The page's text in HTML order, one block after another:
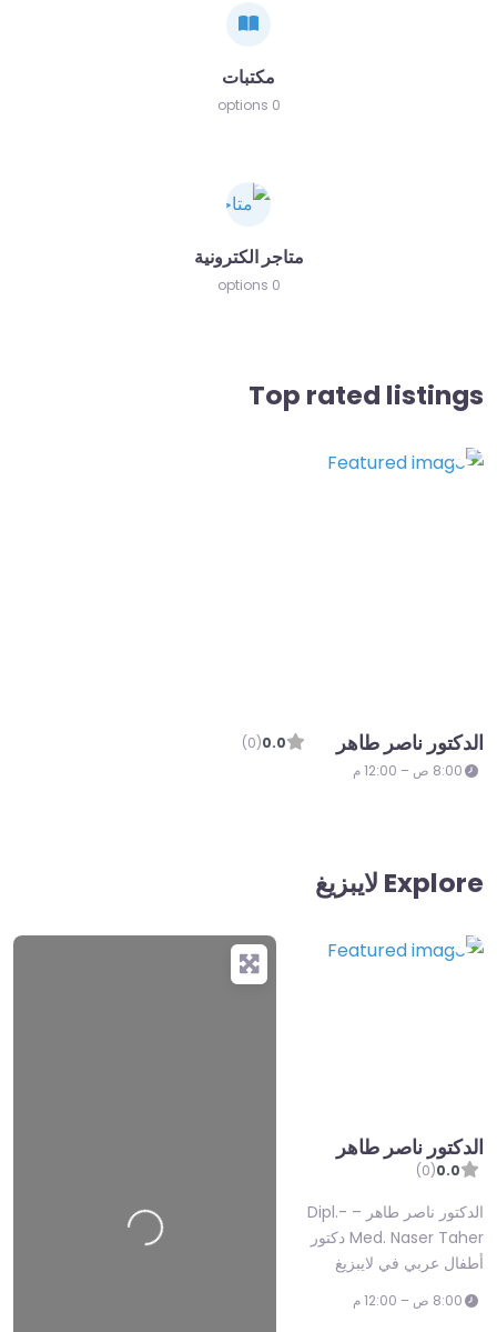
مكتبات
0 options
متاجر الكترونية
0 options
Top rated listings
الدكتور ناصر طاهر 0.0
(0)
8:00 ص – 12:00 م
Explore لايبزيغ
الدكتور ناصر طاهر
0.0
(0)
الدكتور ناصر طاهر – Dipl.-
Med. Naser Taher دكتور
أطفال عربي في لايبزيغ
8:00 ص – 12:00 م
g
…